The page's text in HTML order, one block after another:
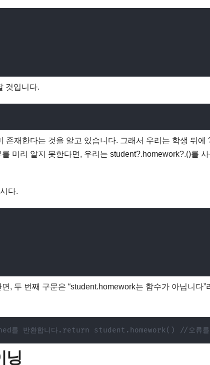
것입니다.
존재한다는 것을 알고 있습니다. 그래서 우리는 학생 뒤에
미리 알지 못한다면, 우리는 student?.homework?.()를 사
다.
, 두 번째 구문은 “student.homework는 함수가 아닙니다”
를 반환합니다.return student.homework() //오류를
닝